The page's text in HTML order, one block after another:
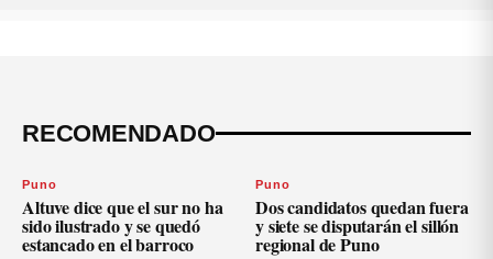
RECOMENDADO
Puno
Altuve dice que el sur no ha
sido ilustrado y se quedó
estancado en el barroco
Puno
Dos candidatos quedan fuera
y siete se disputarán el sillón
regional de Puno